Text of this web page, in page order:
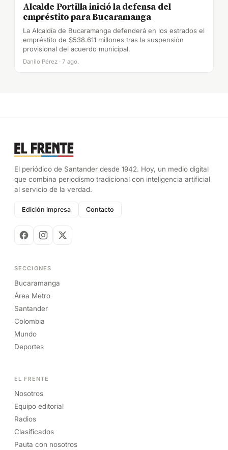
Alcalde Portilla inició la defensa del
empréstito para Bucaramanga
La Alcaldía de Bucaramanga defenderá en los estrados el
empréstito de $538.611 millones tras la suspensión
provisional del acuerdo municipal.
Danilo Pérez · 7 ago.
El periódico de Santander desde 1942. Hoy, un medio digital
que combina periodismo tradicional con inteligencia artificial
al servicio de la verdad.
Edición impresa Contacto
SECCIONES
Bucaramanga
Área Metro
Santander
Colombia
Mundo
Deportes
EL FRENTE
Nosotros
Equipo editorial
Radios
Clasificados
Pauta con nosotros